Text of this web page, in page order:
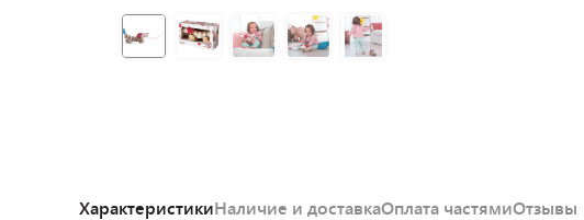
ХарактеристикиНаличие и доставкаОплата частямиОтзывы